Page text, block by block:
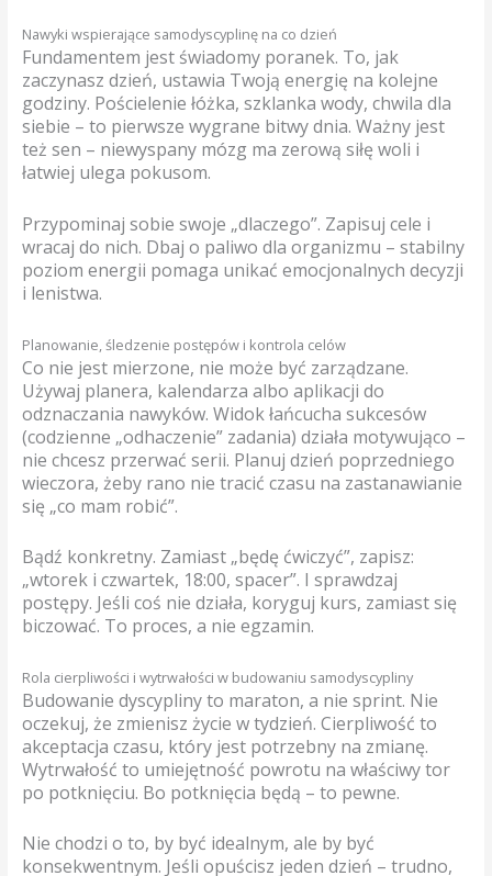
Nawyki wspierające samodyscyplinę na co dzień
Fundamentem jest świadomy poranek. To, jak
zaczynasz dzień, ustawia Twoją energię na kolejne
godziny. Pościelenie łóżka, szklanka wody, chwila dla
siebie – to pierwsze wygrane bitwy dnia. Ważny jest
też sen – niewyspany mózg ma zerową siłę woli i
łatwiej ulega pokusom.
Przypominaj sobie swoje „dlaczego”. Zapisuj cele i
wracaj do nich. Dbaj o paliwo dla organizmu – stabilny
poziom energii pomaga unikać emocjonalnych decyzji
i lenistwa.
Planowanie, śledzenie postępów i kontrola celów
Co nie jest mierzone, nie może być zarządzane.
Używaj planera, kalendarza albo aplikacji do
odznaczania nawyków. Widok łańcucha sukcesów
(codzienne „odhaczenie” zadania) działa motywująco –
nie chcesz przerwać serii. Planuj dzień poprzedniego
wieczora, żeby rano nie tracić czasu na zastanawianie
się „co mam robić”.
Bądź konkretny. Zamiast „będę ćwiczyć”, zapisz:
„wtorek i czwartek, 18:00, spacer”. I sprawdzaj
postępy. Jeśli coś nie działa, koryguj kurs, zamiast się
biczować. To proces, a nie egzamin.
Rola cierpliwości i wytrwałości w budowaniu samodyscypliny
Budowanie dyscypliny to maraton, a nie sprint. Nie
oczekuj, że zmienisz życie w tydzień. Cierpliwość to
akceptacja czasu, który jest potrzebny na zmianę.
Wytrwałość to umiejętność powrotu na właściwy tor
po potknięciu. Bo potknięcia będą – to pewne.
Nie chodzi o to, by być idealnym, ale by być
konsekwentnym. Jeśli opuścisz jeden dzień – trudno,